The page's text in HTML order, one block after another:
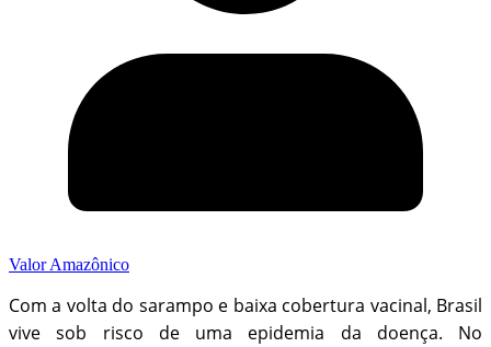
Valor Amazônico
Com a volta do sarampo e baixa cobertura vacinal, Brasil
vive sob risco de uma epidemia da doença. No